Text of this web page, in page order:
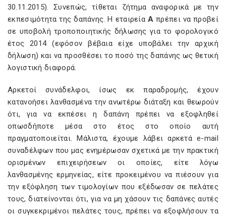
30.11.2015). Συνεπώς, τίθεται ζήτημα αναφορικά με την
εκπεσιμότητα της δαπάνης. Η εταιρεία Α πρέπει να προβεί
σε υποβολή τροποποιητικής δήλωσης για το φορολογικό
έτος 2014 (εφόσον βέβαια είχε υποβάλει την αρχική
δήλωση) και να προσθέσει το ποσό της δαπάνης ως θετική
λογιστική διαφορά.
Αρκετοί συνάδελφοι, ίσως εκ παραδρομής, έχουν
κατανοήσει λανθασμένα την ανωτέρω διάταξη και θεωρούν
ότι, για να εκπέσει η δαπάνη πρέπει να εξοφληθεί
οπωσδήποτε μέσα στο έτος στο οποίο αυτή
πραγματοποιείται. Μάλιστα, έχουμε λάβει αρκετά e-mail
συναδέλφων που μας ενημέρωσαν σχετικά με την πρακτική
ορισμένων επιχειρήσεων οι οποίες, είτε λόγω
λανθασμένης ερμηνείας, είτε προκειμένου να πιέσουν για
την εξόφληση των τιμολογίων που εξέδωσαν σε πελάτες
τους, διατείνονται ότι, για να μη χάσουν τις δαπάνες αυτές
οι συγκεκριμένοι πελάτες τους, πρέπει να εξοφλήσουν τα